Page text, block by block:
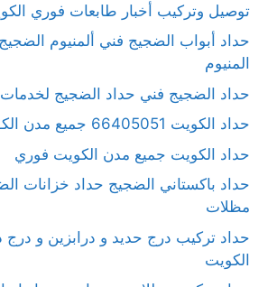
توصيل وتركيب أخبار طابعات فوري
حداد أبواب الضجيج فني ألمنيوم
المنيوم
حداد الضجيج فني حداد الضجيج
حداد الكويت 66405051 جميع مدن الكويت
حداد الكويت جميع مدن الكويت فوري
حداد باكستاني الضجيج حداد خزانات
مظلات
حداد تركيب درج حديد و درابزين و درج
الكويت